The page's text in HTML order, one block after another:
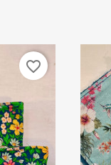
favorite_border